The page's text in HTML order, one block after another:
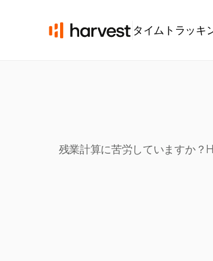
タイムトラッキ
残業計算に苦労していますか？